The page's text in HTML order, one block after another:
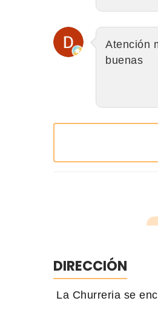
Atención
buenas
DIRECCIÓN
La Churreria se